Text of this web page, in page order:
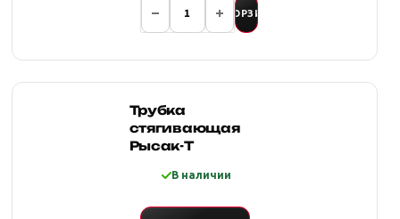
В КОРЗИНУ
Трубка
стягивающая
Рысак-Т
В наличии